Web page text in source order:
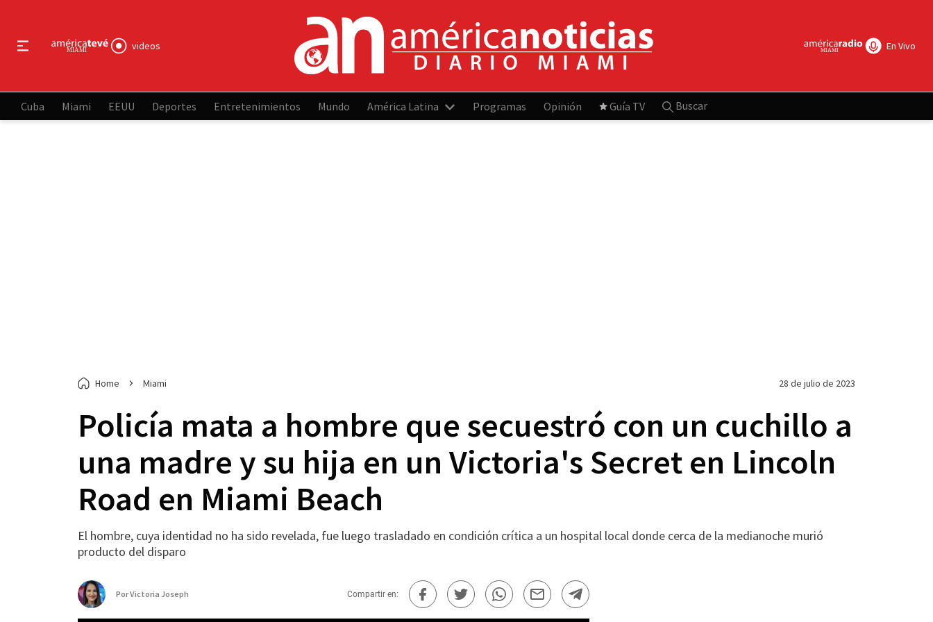
videos En Vivo
Cuba Miami EEUU Deportes Entretenimientos Mundo América Latina Programas Opinión Guía TV Buscar
Home Miami 28 de julio de 2023
Policía mata a hombre que secuestró con un cuchillo a
una madre y su hija en un Victoria's Secret en Lincoln
Road en Miami Beach
El hombre, cuya identidad no ha sido revelada, fue luego trasladado en condición crítica a un hospital local donde cerca de la medianoche murió
producto del disparo
PorVictoria Joseph Compartir en: